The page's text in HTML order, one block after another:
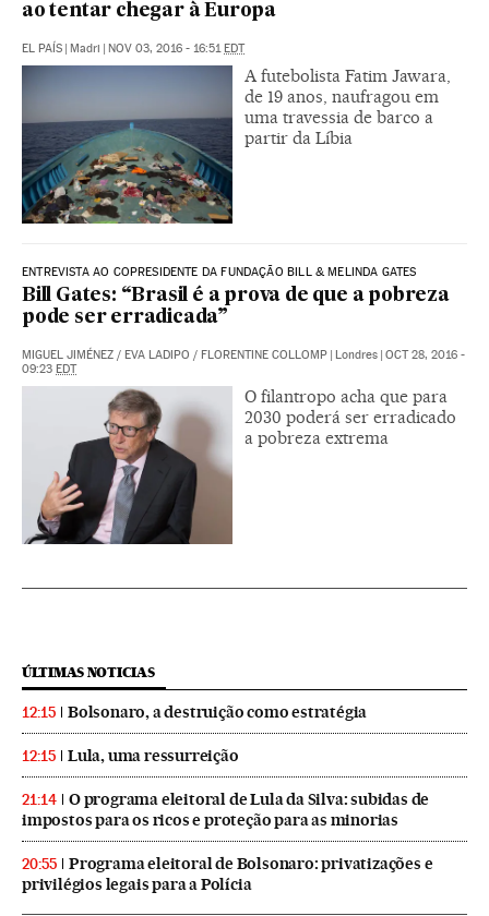
ao tentar chegar à Europa
EL PAÍS | Madri | NOV 03, 2016 - 16:51EDT
A futebolista Fatim Jawara,
de 19 anos, naufragou em
uma travessia de barco a
partir da Líbia
ENTREVISTA AO COPRESIDENTE DA FUNDAÇÃO BILL & MELINDA GATES
Bill Gates: “Brasil é a prova de que a pobreza
pode ser erradicada”
MIGUEL JIMÉNEZ / EVA LADIPO / FLORENTINE COLLOMP | Londres | OCT 28, 2016 -
09:23 EDT
O filantropo acha que para
2030 poderá ser erradicado
a pobreza extrema
ÚLTIMAS NOTICIAS
12:15 Bolsonaro, a destruição como estratégia
12:15 Lula, uma ressurreição
21:14
O programa eleitoral de Lula da Silva: subidas de
impostos para os ricos e proteção para as minorias
20:55
Programa eleitoral de Bolsonaro: privatizações e
privilégios legais para a Polícia